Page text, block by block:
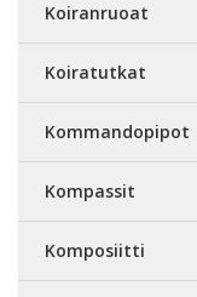
Koiranruoat
Koiratutkat
Kommandopipot
Kompassit
Komposiitti